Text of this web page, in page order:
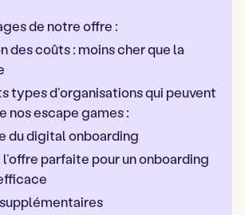
de notre offre :
des coûts : moins cher que la
types d’organisations qui peuvent
nos escape games :
du digital onboarding
parfaite pour un onboarding